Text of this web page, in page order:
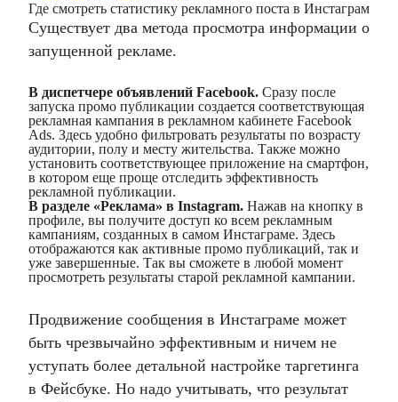
Где смотреть статистику рекламного поста в Инстаграм
Существует два метода просмотра информации о
запущенной рекламе.
В диспетчере объявлений Facebook. Сразу после
запуска промо публикации создается соответствующая
рекламная кампания в рекламном кабинете Facebook
Ads. Здесь удобно фильтровать результаты по возрасту
аудитории, полу и месту жительства. Также можно
установить соответствующее приложение на смартфон,
в котором еще проще отследить эффективность
рекламной публикации.
В разделе «Реклама» в Instagram. Нажав на кнопку в
профиле, вы получите доступ ко всем рекламным
кампаниям, созданных в самом Инстаграме. Здесь
отображаются как активные промо публикаций, так и
уже завершенные. Так вы сможете в любой момент
просмотреть результаты старой рекламной кампании.
Продвижение сообщения в Инстаграме может
быть чрезвычайно эффективным и ничем не
уступать более детальной настройке таргетинга
в Фейсбуке. Но надо учитывать, что результат